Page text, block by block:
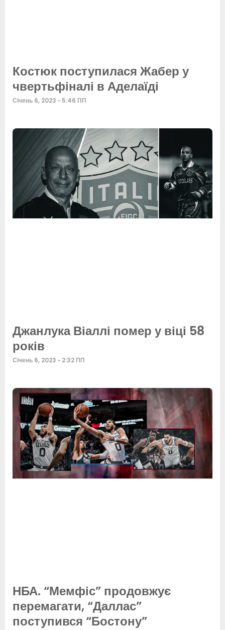
Костюк поступилася Жабер у
чвертьфіналі в Аделаїді
Січень 6, 2023 5:46 ПП
Джанлука Віаллі помер у віці 58
років
Січень 6, 2023 2:32 ПП
НБА. “Мемфіс” продовжує
перемагати, “Даллас”
поступився “Бостону”